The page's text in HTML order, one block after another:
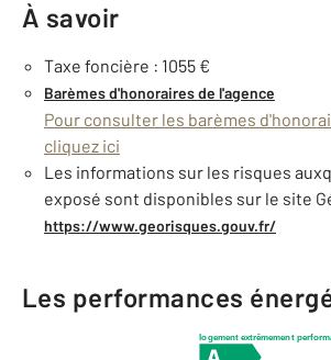
À savoir
Taxe foncière : 1055 €
Barèmes d'honoraires de l'agence
Pour consulter les barèmes
cliquez ici
Les informations sur les risques
exposé sont disponibles sur le site
https://www.georisques.gouv.fr/
Les performances
logement extrêmement